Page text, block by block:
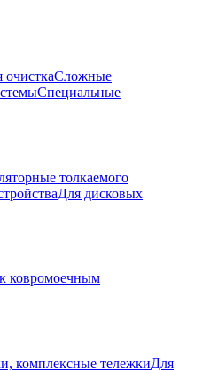
очисткаСложные
Специальные
толкаемого
Для дисковых
ковромоечным
комплексные тележкиДля